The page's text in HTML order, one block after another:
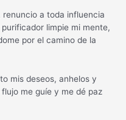
a toda influencia
limpie mi mente,
por el camino de la
mis deseos, anhelos y
me guíe y me dé paz